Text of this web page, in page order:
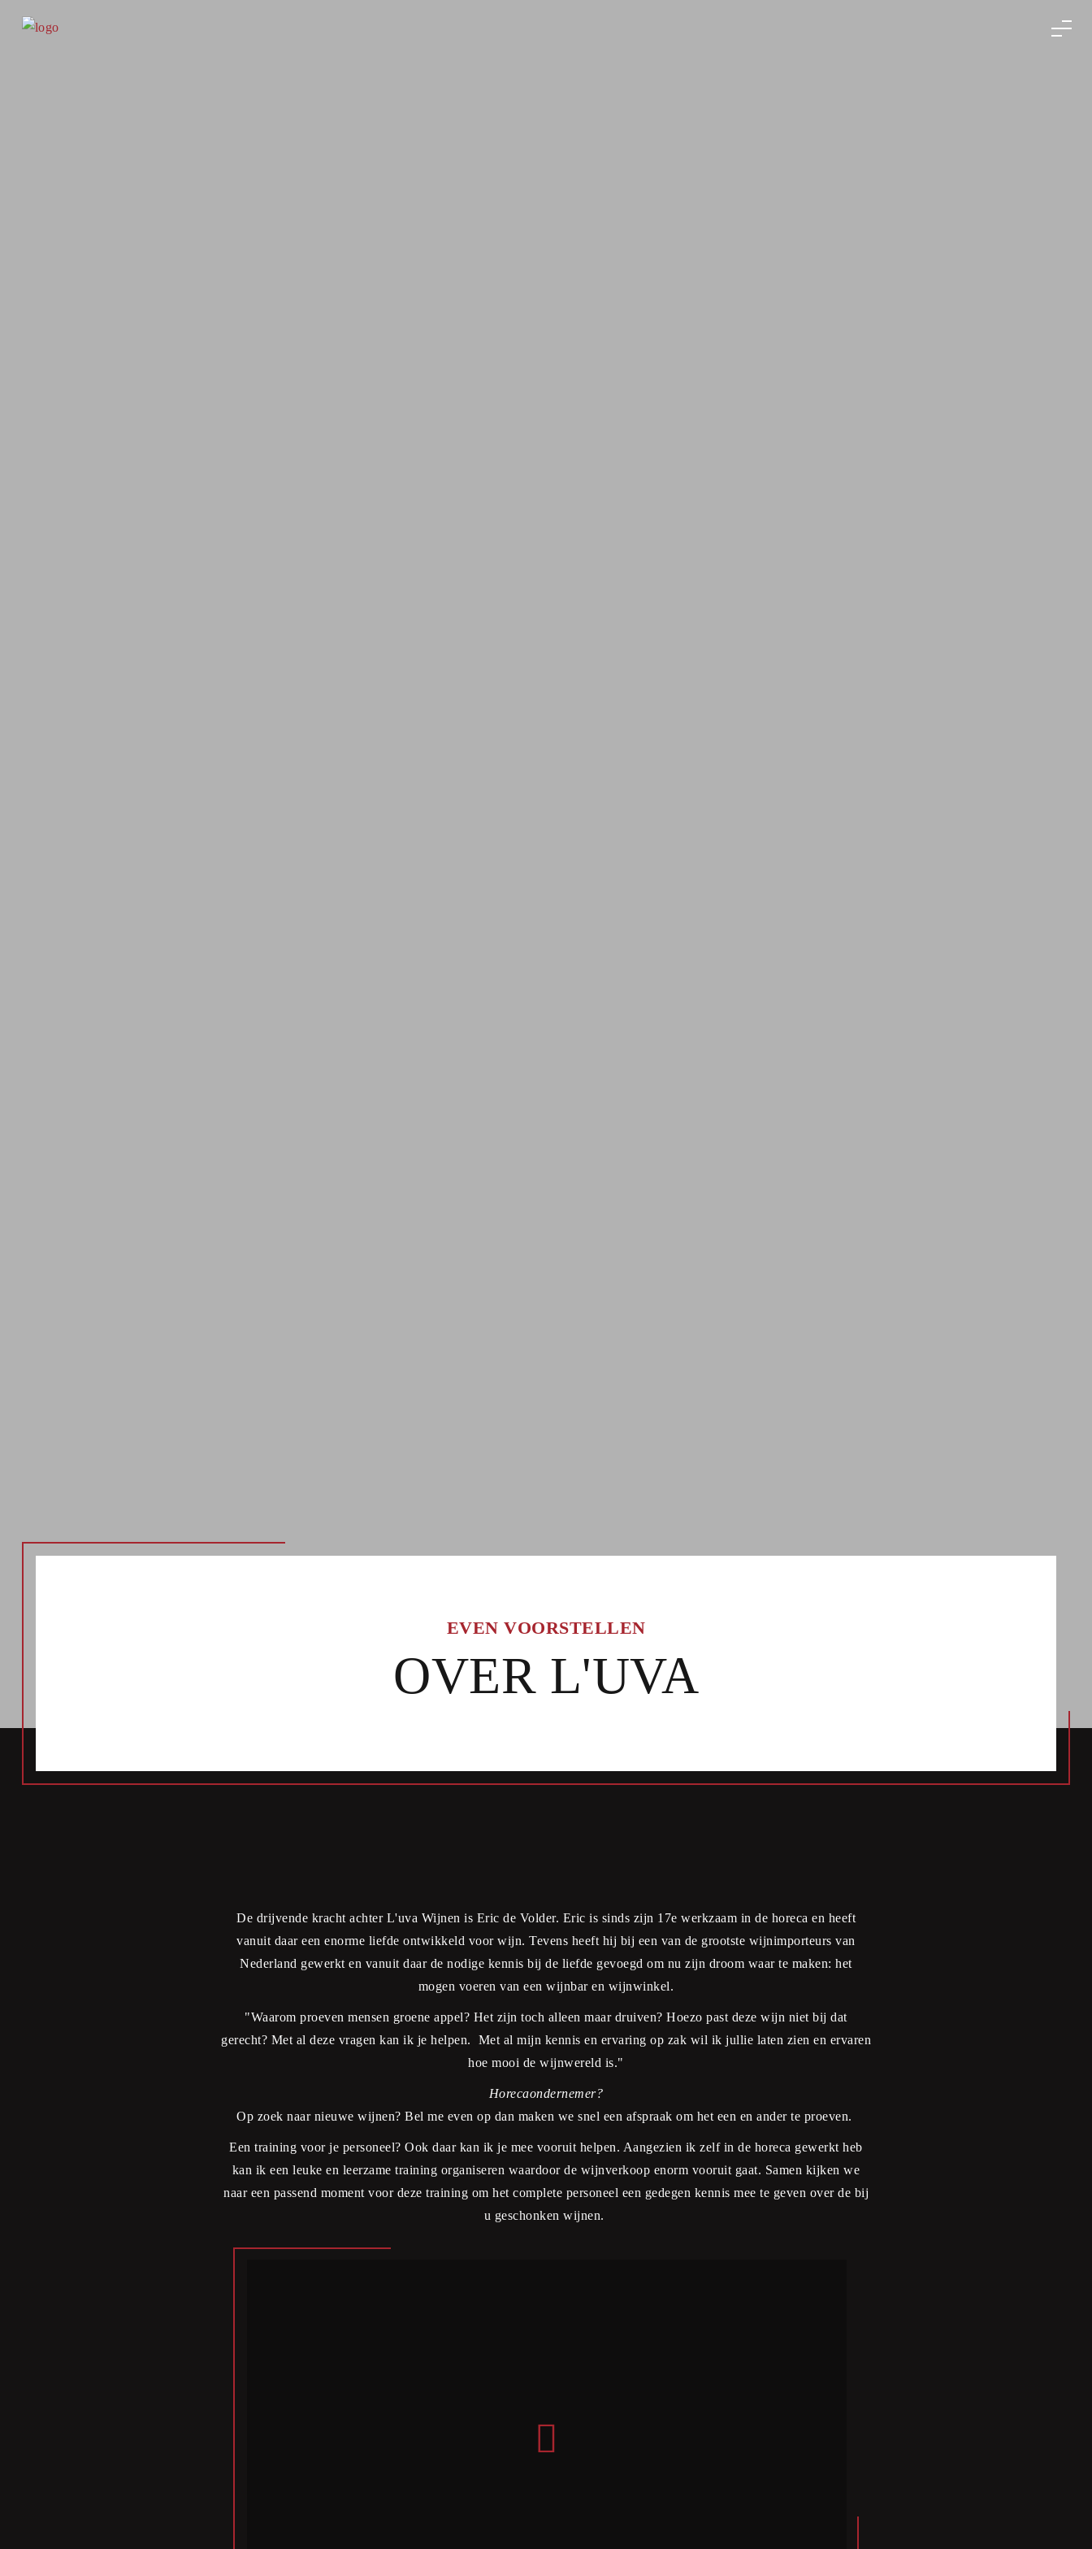
EVEN VOORSTELLEN
OVER L'UVA
De drijvende kracht achter L'uva Wijnen is Eric de Volder. Eric is sinds zijn 17e werkzaam in de horeca en heeft
vanuit daar een enorme liefde ontwikkeld voor wijn. Tevens heeft hij bij een van de grootste wijnimporteurs van
Nederland gewerkt en vanuit daar de nodige kennis bij de liefde gevoegd om nu zijn droom waar te maken: het
mogen voeren van een wijnbar en wijnwinkel.
"Waarom proeven mensen groene appel? Het zijn toch alleen maar druiven? Hoezo past deze wijn niet bij dat
gerecht? Met al deze vragen kan ik je helpen. Met al mijn kennis en ervaring op zak wil ik jullie laten zien en ervaren
hoe mooi de wijnwereld is."
Horecaondernemer?
Op zoek naar nieuwe wijnen? Bel me even op dan maken we snel een afspraak om het een en ander te proeven.
Een training voor je personeel? Ook daar kan ik je mee vooruit helpen. Aangezien ik zelf in de horeca gewerkt heb
kan ik een leuke en leerzame training organiseren waardoor de wijnverkoop enorm vooruit gaat. Samen kijken we
naar een passend moment voor deze training om het complete personeel een gedegen kennis mee te geven over de bij
u geschonken wijnen.